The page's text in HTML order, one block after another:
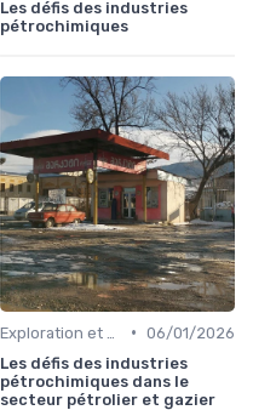
Les défis des industries
pétrochimiques
• 06/01/2026
Les défis des industries
pétrochimiques dans le
secteur pétrolier et gazier